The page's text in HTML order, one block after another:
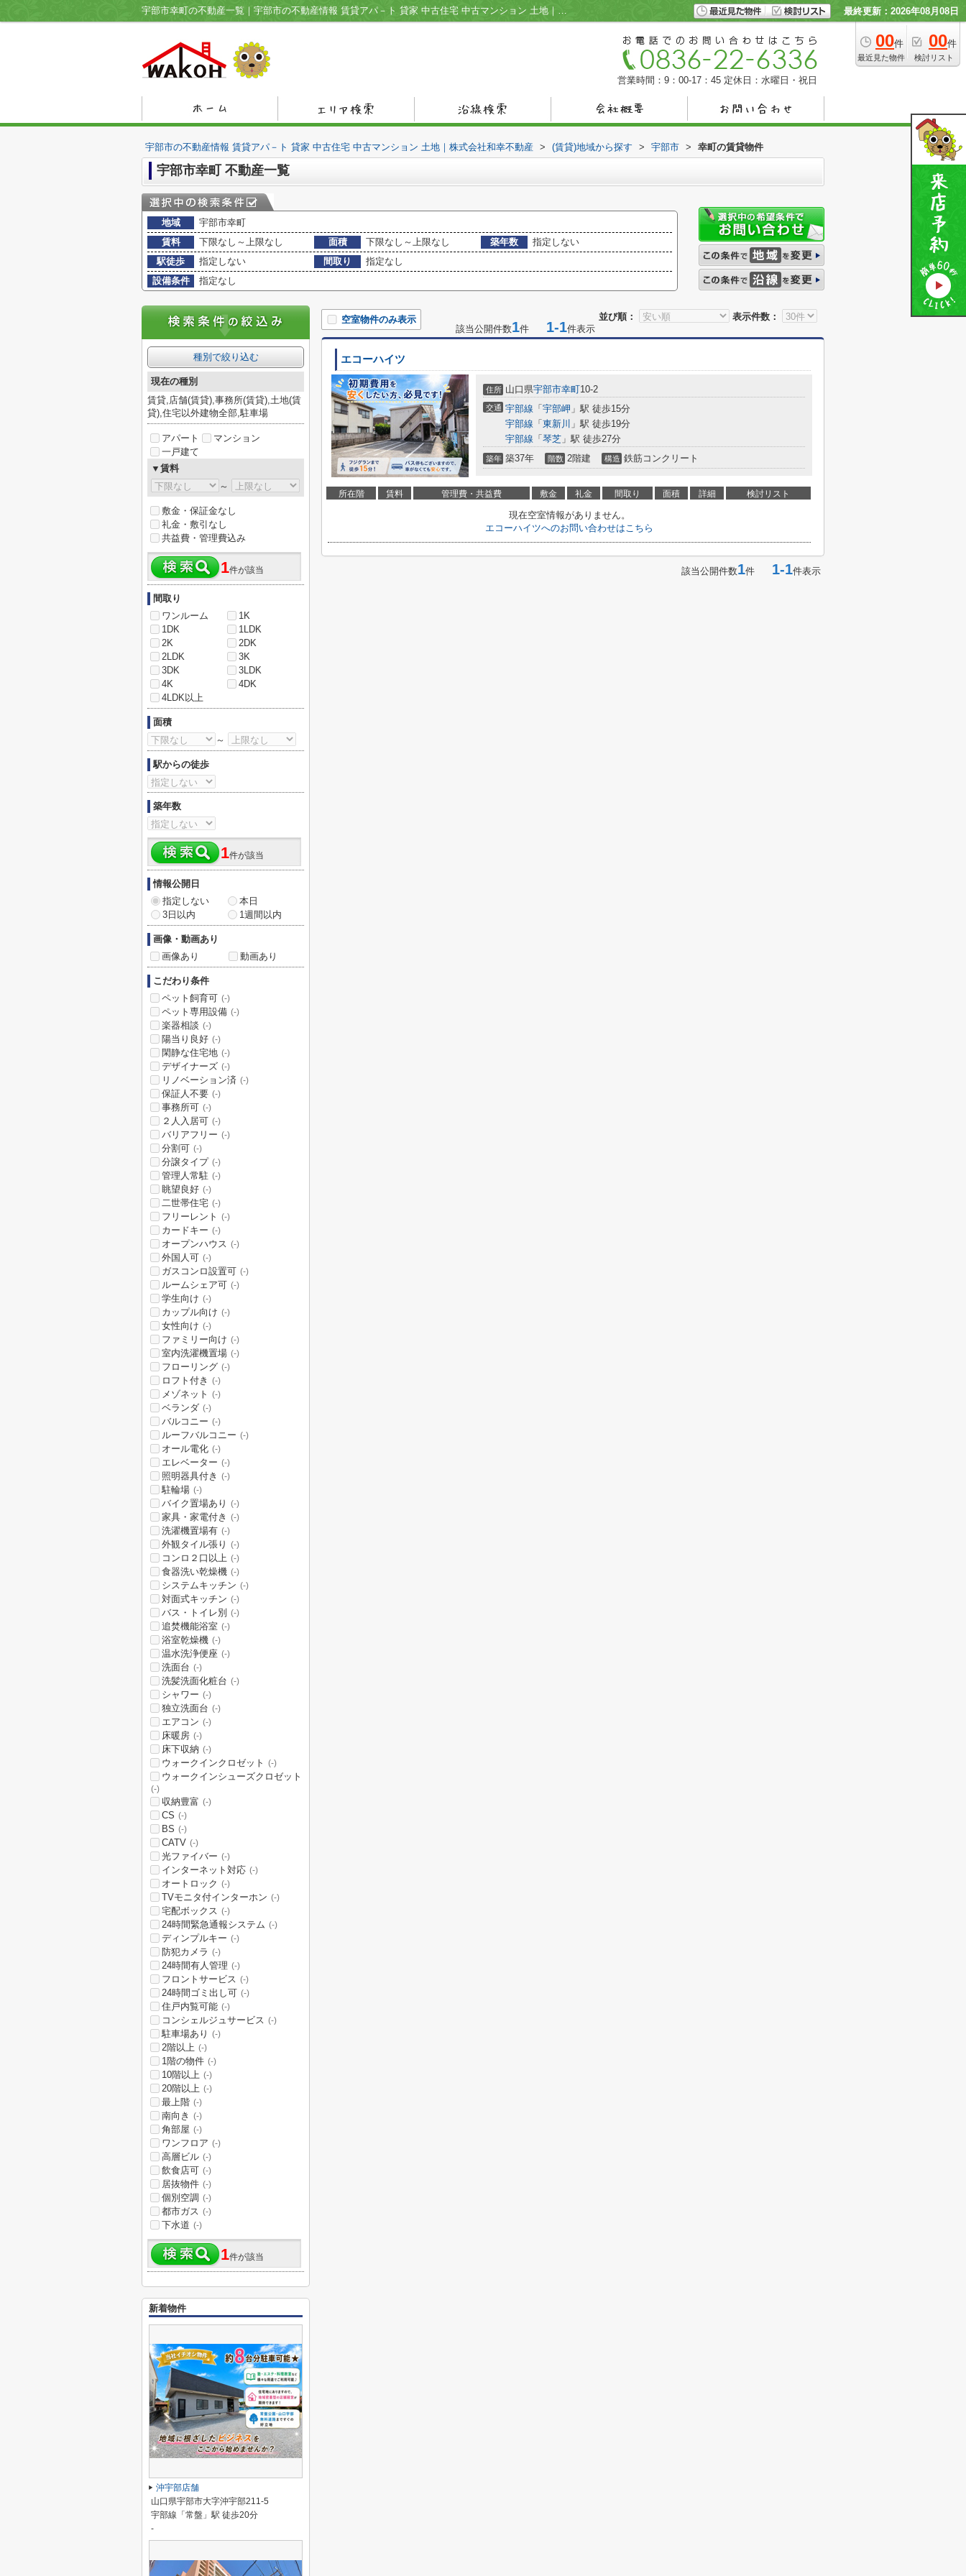
宇部市幸町の不動産一覧｜宇部市の不動産情報 賃貸アパ－ト 貸家 中古住宅 中古マンション 土地｜株式会社和幸不動産 最終更新：2026年08月08日
00件
最近見た物件
00件
検討リスト
営業時間：9：00-17：45 定休日：水曜日・祝日
宇部市の不動産情報 賃貸アパ－ト 貸家 中古住宅 中古マンション 土地｜株式会社和幸不動産 > (賃貸)地域から探す > 宇部市 > 幸町の賃貸物件
宇部市幸町 不動産一覧
地域
宇部市幸町
賃料
下限なし～上限なし 面積 下限なし～上限なし 築年数
指定しない
駅徒歩
指定しない 間取り
指定なし
設備条件
指定なし
並び順： 表示件数：
空室物件のみ表示
該当公開件数1件 1-1件表示
エコーハイツ
住所 山口県宇部市幸町10-2
交通 宇部線 「 宇部岬 」駅 徒歩15分
宇部線 「 東新川 」駅 徒歩19分
宇部線 「 琴芝 」駅 徒歩27分
築年 築37年 階数 2階建 構造 鉄筋コンクリート
所在階 賃料 管理費・共益費 敷金 礼金 間取り 面積 詳細 検討リスト
現在空室情報がありません。
エコーハイツへのお問い合わせはこちら
該当公開件数1件 1-1件表示
種別で絞り込む
現在の種別
賃貸,店舗(賃貸),事務所(賃貸),土地(賃
貸),住宅以外建物全部,駐車場
アパート
マンション
一戸建て
▼賃料
～
敷金・保証金なし
礼金・敷引なし
共益費・管理費込み
1件が該当
間取り
ワンルーム
1K
1DK
1LDK
2K
2DK
2LDK
3K
3DK
3LDK
4K
4DK
4LDK以上
面積
～
駅からの徒歩
築年数
1件が該当
情報公開日
指定しない
本日
3日以内
1週間以内
画像・動画あり
画像あり
動画あり
こだわり条件
ペット飼育可 (-)
ペット専用設備 (-)
楽器相談 (-)
陽当り良好 (-)
閑静な住宅地 (-)
デザイナーズ (-)
リノベーション済 (-)
保証人不要 (-)
事務所可 (-)
２人入居可 (-)
バリアフリー (-)
分割可 (-)
分譲タイプ (-)
管理人常駐 (-)
眺望良好 (-)
二世帯住宅 (-)
フリーレント (-)
カードキー (-)
オープンハウス (-)
外国人可 (-)
ガスコンロ設置可 (-)
ルームシェア可 (-)
学生向け (-)
カップル向け (-)
女性向け (-)
ファミリー向け (-)
室内洗濯機置場 (-)
フローリング (-)
ロフト付き (-)
メゾネット (-)
ベランダ (-)
バルコニー (-)
ルーフバルコニー (-)
オール電化 (-)
エレベーター (-)
照明器具付き (-)
駐輪場 (-)
バイク置場あり (-)
家具・家電付き (-)
洗濯機置場有 (-)
外観タイル張り (-)
コンロ２口以上 (-)
食器洗い乾燥機 (-)
システムキッチン (-)
対面式キッチン (-)
バス・トイレ別 (-)
追焚機能浴室 (-)
浴室乾燥機 (-)
温水洗浄便座 (-)
洗面台 (-)
洗髪洗面化粧台 (-)
シャワー (-)
独立洗面台 (-)
エアコン (-)
床暖房 (-)
床下収納 (-)
ウォークインクロゼット (-)
ウォークインシューズクロゼット
(-)
収納豊富 (-)
CS (-)
BS (-)
CATV (-)
光ファイバー (-)
インターネット対応 (-)
オートロック (-)
TVモニタ付インターホン (-)
宅配ボックス (-)
24時間緊急通報システム (-)
ディンプルキー (-)
防犯カメラ (-)
24時間有人管理 (-)
フロントサービス (-)
24時間ゴミ出し可 (-)
住戸内覧可能 (-)
コンシェルジュサービス (-)
駐車場あり (-)
2階以上 (-)
1階の物件 (-)
10階以上 (-)
20階以上 (-)
最上階 (-)
南向き (-)
角部屋 (-)
ワンフロア (-)
高層ビル (-)
飲食店可 (-)
居抜物件 (-)
個別空調 (-)
都市ガス (-)
下水道 (-)
1件が該当
新着物件
沖宇部店舗
山口県宇部市大字沖宇部211-5
宇部線「常盤」駅 徒歩20分
-